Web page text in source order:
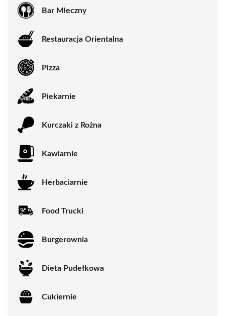
Bar Mleczny
Restauracja Orientalna
Pizza
Piekarnie
Kurczaki z Rożna
Kawiarnie
Herbaciarnie
Food Trucki
Burgerownia
Dieta Pudełkowa
Cukiernie